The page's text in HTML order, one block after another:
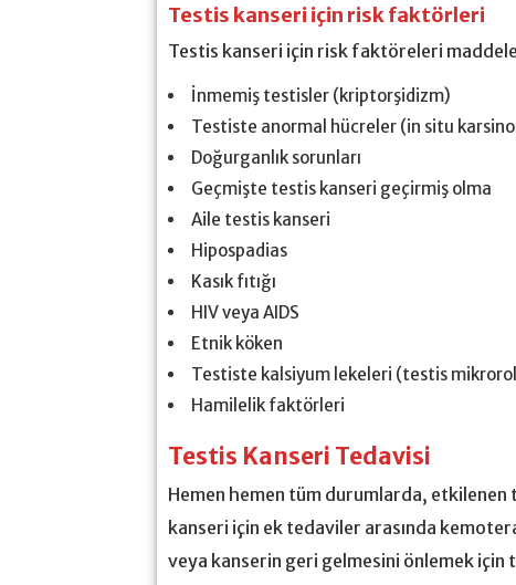
Testis kanseri için risk faktörleri
Testis kanseri için risk faktöreleri
İnmemiş testisler (kriptorşidizm)
Testiste anormal hücreler (in situ
Doğurganlık sorunları
Geçmişte testis kanseri geçirmiş olma
Aile testis kanseri
Hipospadias
Kasık fıtığı
HIV veya AIDS
Etnik köken
Testiste kalsiyum lekeleri (testis
Hamilelik faktörleri
Testis Kanseri Tedavisi
Hemen hemen tüm durumlarda, etkilenen
kanseri için ek tedaviler arasında
veya kanserin geri gelmesini önlemek